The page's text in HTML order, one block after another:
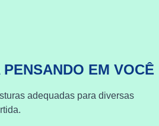
EM VOCÊ
adequadas para diversas